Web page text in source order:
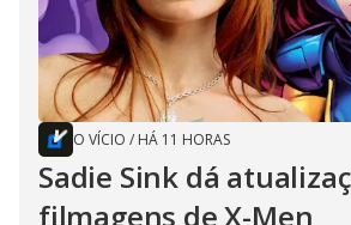
O VÍCIO / HÁ 11 HORAS
Sadie Sink dá
filmagens de X-Men